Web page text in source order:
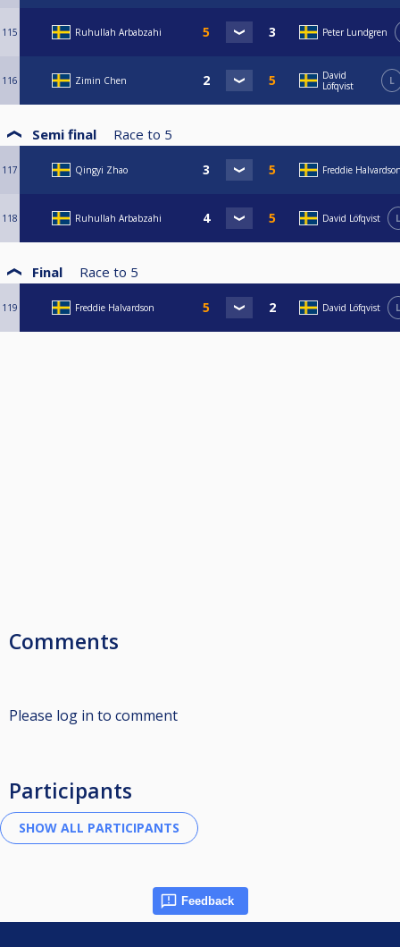
115 Ruhullah Arbabzahi Peter Lundgren
116 Zimin Chen
David
Löfqvist
L
Semi final Race to 5
117 Qingyi Zhao Freddie
118 Ruhullah Arbabzahi David Löfqvist L
Final Race to 5
119 Freddie Halvardson David Löfqvist L
Comments
Please log in to comment
Participants
Feedback